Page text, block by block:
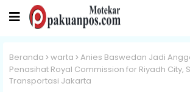
Beranda warta
Anies Baswedan Jadi
Penasihat Royal Commission for Riyadh City,
Transportasi Jakarta